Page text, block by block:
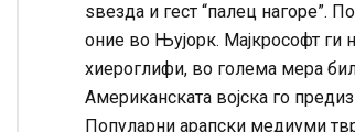
ѕвезда и гест “палец нагоре”.
оние во Њујорк. Мајкрософт ги
хиероглифи, во голема мера
Американската војска го
Популарни арапски медиуми